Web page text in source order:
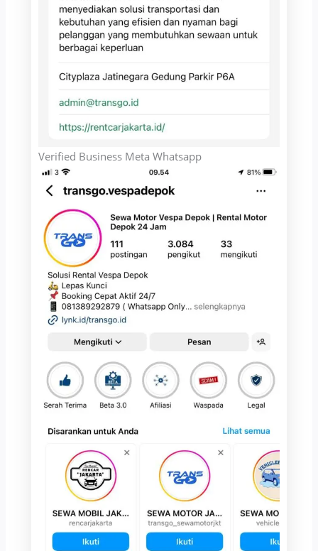
Verified Business Meta Whatsapp